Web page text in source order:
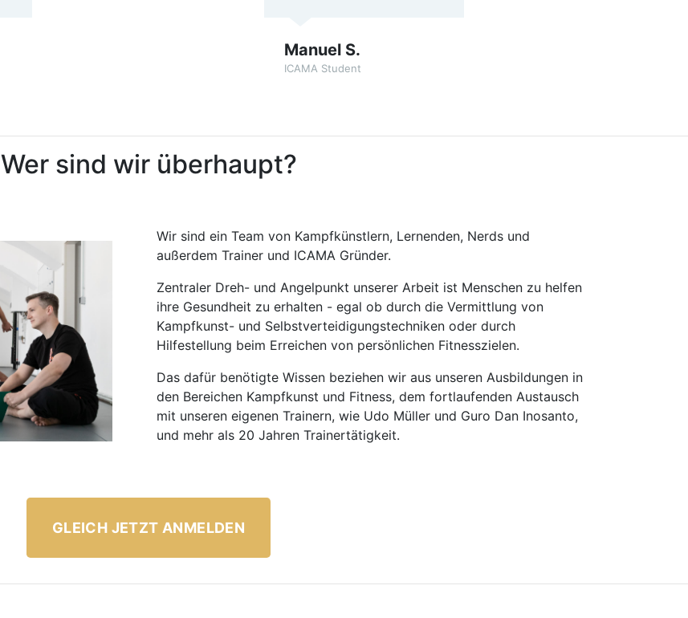
Manuel S.
ICAMA Student
Wer sind wir überhaupt?
Wir sind ein Team von Kampfkünstlern, Lernenden, Nerds und
außerdem Trainer und ICAMA Gründer.
Zentraler Dreh- und Angelpunkt unserer Arbeit ist Menschen zu helfen
ihre Gesundheit zu erhalten - egal ob durch die Vermittlung von
Kampfkunst- und Selbstverteidigungstechniken oder durch
Hilfestellung beim Erreichen von persönlichen Fitnesszielen.
Das dafür benötigte Wissen beziehen wir aus unseren Ausbildungen in
den Bereichen Kampfkunst und Fitness, dem fortlaufenden Austausch
mit unseren eigenen Trainern, wie Udo Müller und Guro Dan Inosanto,
und mehr als 20 Jahren Trainertätigkeit.
GLEICH JETZT ANMELDEN